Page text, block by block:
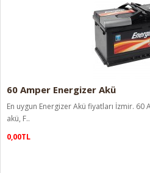
60 Amper Energizer Akü
En uygun Energizer Akü fiyatları İzmir.
akü, F..
0,00TL